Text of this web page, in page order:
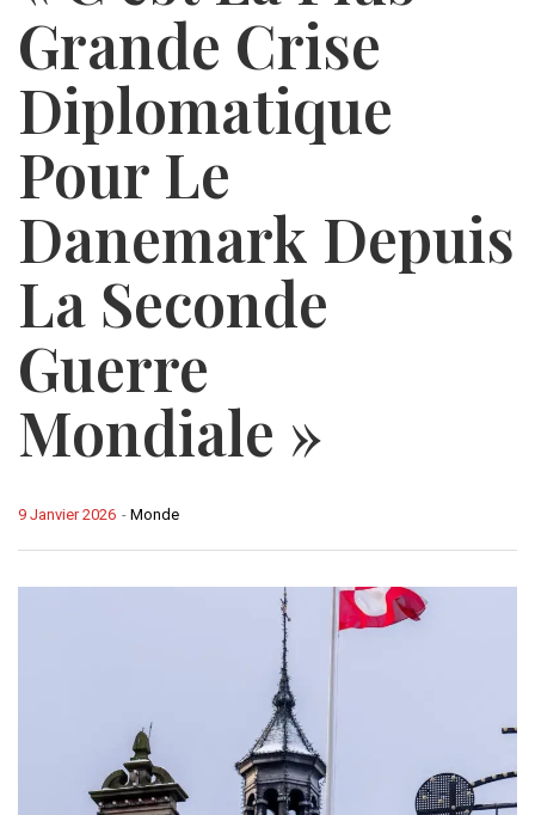
Grande Crise
Diplomatique
Pour Le
Danemark Depuis
La Seconde
Guerre
Mondiale »
- Monde
9 Janvier 2026